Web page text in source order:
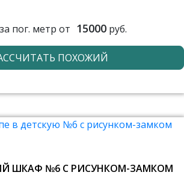
пог. метр от 15000руб.
ПОХОЖИЙ
ШКАФ №6 С РИСУНКОМ-ЗАМКОМ